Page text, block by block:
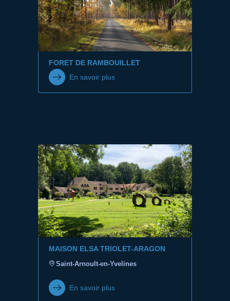
FORET DE RAMBOUILLET
En savoir plus
MAISON ELSA TRIOLET-ARAGON
Saint-Arnoult-en-Yvelines
En savoir plus